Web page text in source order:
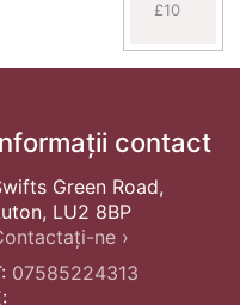
£10
contact
Green Road,
LU2 8BP
ne ›
07585224313